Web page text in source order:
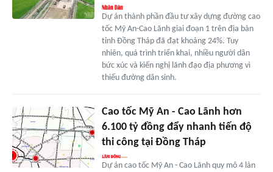
Dự án thành phần đầu tư xây dựng đường cao
tốc Mỹ An-Cao Lãnh giai đoạn 1 trên địa bàn
tỉnh Đồng Tháp đã đạt khoảng 24%. Tuy
nhiên, quá trình triển khai, nhiều người dân
bức xúc và kiến nghị lãnh đạo địa phương vì
thiếu đường dân sinh.
Cao tốc Mỹ An - Cao Lãnh hơn
6.100 tỷ đồng đẩy nhanh tiến độ
thi công tại Đồng Tháp
Dự án cao tốc Mỹ An - Cao Lãnh quy mô 4 làn